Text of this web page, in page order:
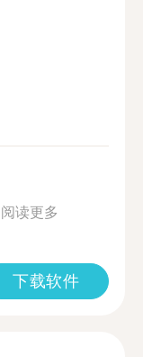
阅读更多
下载软件